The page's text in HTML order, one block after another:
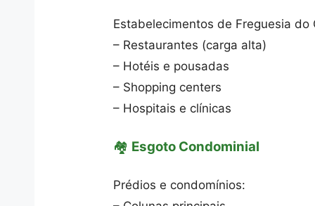
Estabelecimentos de Freguesia do
– Restaurantes (carga alta)
– Hotéis e pousadas
– Shopping centers
– Hospitais e clínicas
🏘️ Esgoto Condominial
Prédios e condomínios: